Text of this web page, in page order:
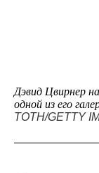
Дэвид Цвирнер
одной из его
TOTH/GETTY